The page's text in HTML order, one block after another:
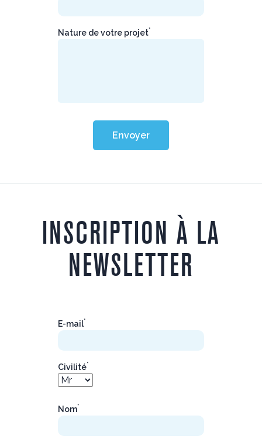
Nature de votre projet*
Envoyer
INSCRIPTION À LA
NEWSLETTER
E-mail*
Civilité*
Nom*